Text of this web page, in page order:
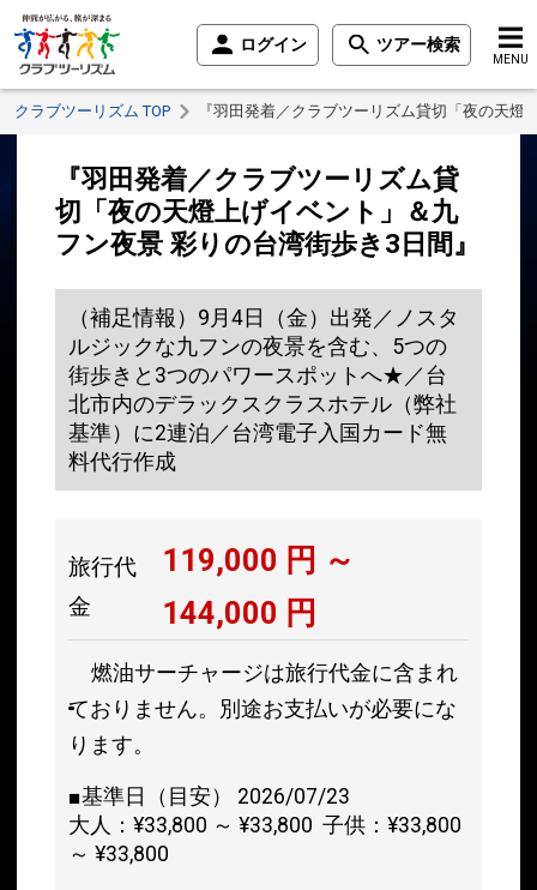
ログイン ツアー検索
MENU
クラブツーリズム TOP 『羽田発着／クラブツーリズム貸切「夜の天
『羽田発着／クラブツーリズム貸
切「夜の天燈上げイベント」＆九
フン夜景 彩りの台湾街歩き3日間』
（補足情報）9月4日（金）出発／ノスタ
ルジックな九フンの夜景を含む、5つの
街歩きと3つのパワースポットへ★／台
北市内のデラックスクラスホテル（弊社
基準）に2連泊／台湾電子入国カード無
料代行作成
旅行代
金
119,000 円 ～
144,000 円
燃油サーチャージは旅行代金に含まれ
ておりません。別途お支払いが必要にな
ります。
■基準日（目安） 2026/07/23
大人：¥33,800 ～ ¥33,800 子供：¥33,800
～ ¥33,800